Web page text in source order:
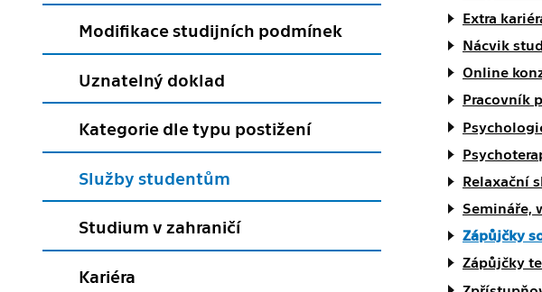
Modifikace studijních podmínek
Uznatelný doklad
Kategorie dle typu postižení
Služby studentům
Studium v zahraničí
Kariéra
Extra
Nácvik
Online
Pracovník
Relaxační
Semináře,
Zápůjčky
Zápůjčky